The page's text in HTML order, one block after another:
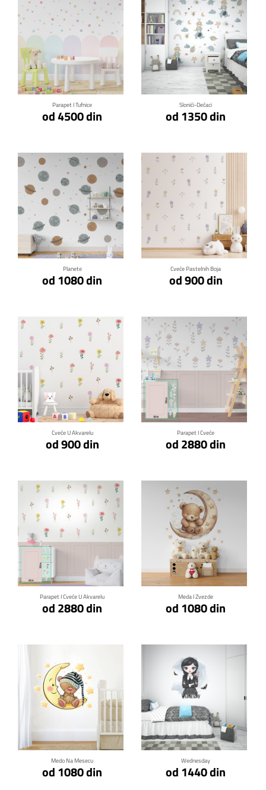
Parapet I Tufnice
od 4500 din
Klikni za detalje
Slonići-Dečaci
od 1350 din
Klikni za detalje
Planete
od 1080 din
Klikni za detalje
Cveće Pastelnih Boja
od 900 din
Klikni za detalje
Cveće U Akvarelu
od 900 din
Klikni za detalje
Parapet I Cveće
od 2880 din
Klikni za detalje
Parapet I Cveće U Akvarelu
od 2880 din
Klikni za detalje
Meda I Zvezde
od 1080 din
Klikni za detalje
Medo Na Mesecu
od 1080 din
Wednesday
od 1440 din
Klikni za detalje